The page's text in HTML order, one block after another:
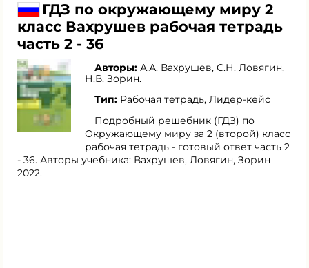
ГДЗ по окружающему миру 2
класс Вахрушев рабочая тетрадь
часть 2 - 36
Авторы: А.А. Вахрушев, С.Н. Ловягин,
Н.В. Зорин.
Тип: Рабочая тетрадь, Лидер-кейс
Подробный решебник (ГДЗ) по
Окружающему миру за 2 (второй) класс
рабочая тетрадь - готовый ответ часть 2
- 36. Авторы учебника: Вахрушев, Ловягин, Зорин
2022.